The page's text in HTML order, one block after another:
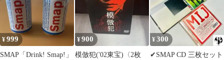
¥999
SMAP「Drink! Smap!」
¥900
模倣犯('02東宝)〈2枚
¥300
✔︎SMAP CD 三枚セット